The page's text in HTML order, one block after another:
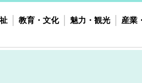
教育・文化 魅力・観光 産業